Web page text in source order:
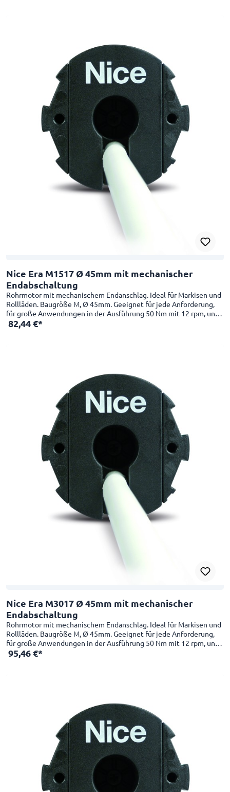
an die Wettersensoren kabelgebunden oder per Funk mit externen
Nice Era M1517 Ø 45mm mit mechanischer
Endabschaltung
Rohrmotor mit mechanischem Endanschlag. Ideal für Markisen und
Rollläden. Baugröße M, Ø 45mm. Geeignet für jede Anforderung,
für große Anwendungen in der Ausführung 50 Nm mit 12 rpm, und
in kleinen Anwednungen in der Schnelllaufversion 26 rpm mit 4 Nm
an die Wettersensoren kabelgebunden oder per Funk mit externen
82,44 €*
Nice Era M3017 Ø 45mm mit mechanischer
Endabschaltung
Rohrmotor mit mechanischem Endanschlag. Ideal für Markisen und
Rollläden. Baugröße M, Ø 45mm. Geeignet für jede Anforderung,
für große Anwendungen in der Ausführung 50 Nm mit 12 rpm, und
in kleinen Anwednungen in der Schnelllaufversion 26 rpm mit 4 Nm
an die Wettersensoren kabelgebunden oder per Funk mit externen
95,46 €*